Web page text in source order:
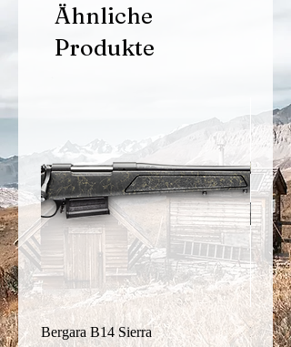
Ähnliche
Produkte
Bergara B14 Sierra